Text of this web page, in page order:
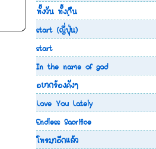
ทั้งวัน ทั้งคืน
start (ญี่ปุ่น)
start
In the name of god
อยากร้องดังๆ
Love You Lately
Endless Sacrifice
โทรมาอีกแล้ว